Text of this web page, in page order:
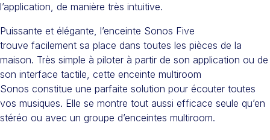
l’application, de manière très intuitive.
Puissante et élégante, l’enceinte Sonos Five
trouve facilement sa place dans toutes les pièces de la
maison. Très simple à piloter à partir de son application ou de
son interface tactile, cette enceinte multiroom
Sonos constitue une parfaite solution pour écouter toutes
vos musiques. Elle se montre tout aussi efficace seule qu’en
stéréo ou avec un groupe d’enceintes multiroom.